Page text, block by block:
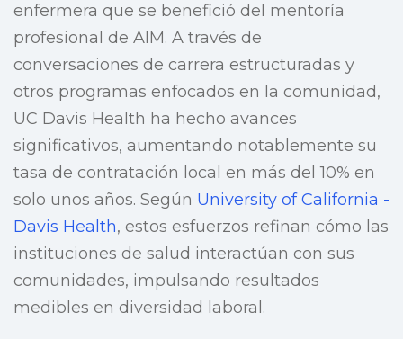
enfermera que se benefició del mentoría
profesional de AIM. A través de
conversaciones de carrera estructuradas y
otros programas enfocados en la comunidad,
UC Davis Health ha hecho avances
significativos, aumentando notablemente su
tasa de contratación local en más del 10% en
solo unos años. Según University of California -
Davis Health, estos esfuerzos refinan cómo las
instituciones de salud interactúan con sus
comunidades, impulsando resultados
medibles en diversidad laboral.